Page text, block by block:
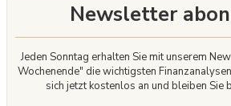
Newsletter
Jeden Sonntag erhalten Sie mit unserem
Wochenende" die wichtigsten
sich jetzt kostenlos an und bleiben Sie